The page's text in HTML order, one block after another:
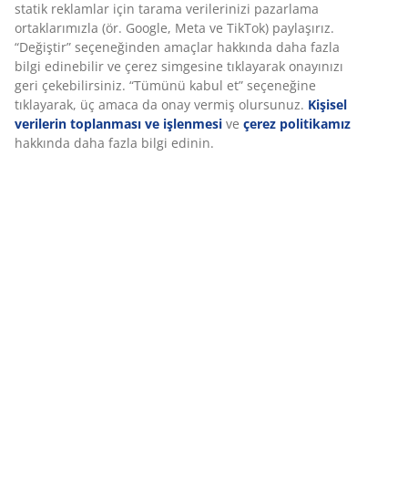
Özellikler
İncelemeler
statik reklamlar için tarama verilerinizi pazarlama
ortaklarımızla (ör. Google, Meta ve TikTok) paylaşırız.
“Değiştir” seçeneğinden amaçlar hakkında daha fazla
bilgi edinebilir ve çerez simgesine tıklayarak onayınızı
geri çekebilirsiniz. “Tümünü kabul et” seçeneğine
tıklayarak, üç amaca da onay vermiş olursunuz. Kişisel
verilerin toplanması ve işlenmesi ve çerez politikamız
hakkında daha fazla bilgi edinin.